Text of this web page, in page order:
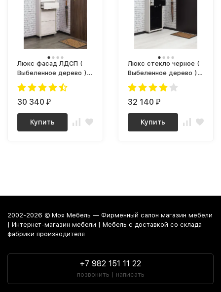
Люкс фасад ЛДСП (
Выбеленное дерево )
5-ти секционный Плюс
30 340 ₽
Купить
Люкс стекло черное (
Выбеленное дерево )
5-ти секционный Плюс
32 140 ₽
Купить
2002-2026 © Моя Мебель — Фирменный салон магазин мебели
| Интернет-магазин мебели | Мебель с доставкой со склада
фабрики производителя
+7 982 151 11 22
позвонить | написать